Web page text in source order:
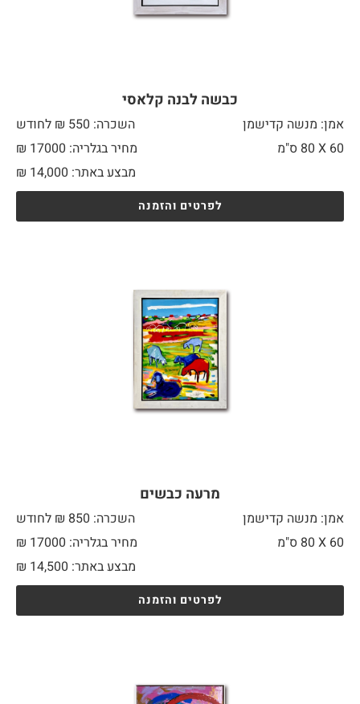
כבשה לבנה קלאסי
אמן: מנשה קדישמן
השכרה: 550 ₪ לחודש
60 X
מחיר בגלריה: 17000 ₪
מבצע באתר:
₪ 14,000
לפרטים והזמנה
מרעה כבשים
אמן: מנשה קדישמן
השכרה: 850 ₪ לחודש
60 X
מחיר בגלריה: 17000 ₪
מבצע באתר:
₪ 14,500
לפרטים והזמנה